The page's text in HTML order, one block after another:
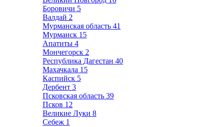
Боровичи 5
Валдай 2
Мурманская область 41
Мурманск 15
Апатиты 4
Мончегорск 2
Республика Дагестан 40
Махачкала 15
Каспийск 5
Дербент 3
Псковская область 39
Псков 12
Великие Луки 8
Себеж 1